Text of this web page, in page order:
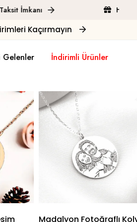
İmkanı Hediye
Kaçırmayın
Gelenler İndirimli Ürünler
sonuçları
Madalyon Fotoğraflı